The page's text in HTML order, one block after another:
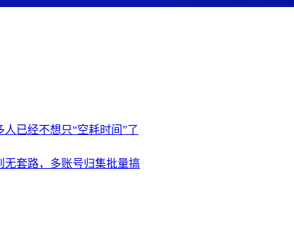
已经不想只“空耗时间”了
套路，多账号归集批量搞